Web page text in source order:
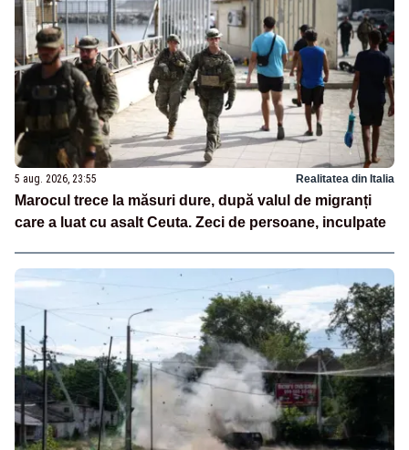
5 aug. 2026, 23:55 Realitatea din Italia
Marocul trece la măsuri dure, după valul de migranți
care a luat cu asalt Ceuta. Zeci de persoane, inculpate